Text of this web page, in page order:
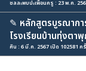
ชลละพบปะเพื่อนครู : 23 พ.ค.
✎ หลักสูตรบูรณากา
โรงเรียนบ้านทุ่งตา
ศิน : 6 มี.ค. 2567 เปิด 102581 ค